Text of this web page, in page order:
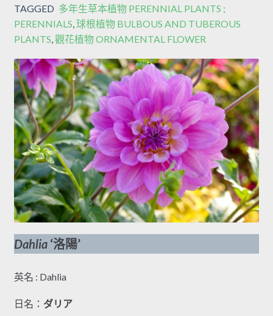
TAGGED 多年生草本植物 PERENNIAL PLANTS ;
PERENNIALS,球根植物 BULBOUS AND TUBEROUS
PLANTS,觀花植物 ORNAMENTAL FLOWER
Dahlia ‘洛陽’
英名 : Dahlia
日名： ダリア